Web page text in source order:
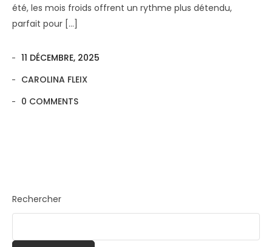
été, les mois froids offrent un rythme plus détendu,
parfait pour […]
11 DÉCEMBRE, 2025
CAROLINA FLEIX
0 COMMENTS
Rechercher